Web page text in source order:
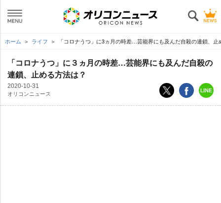
ホーム ライフ 「コロナうつ」に3ヵ月の時差…芸能界にも及んだ自殺の連鎖、止
「コロナうつ」に３ヵ月の時差…芸能界にも及んだ自殺の
連鎖、止める方法は？
2020-10-31
オリコンニュース